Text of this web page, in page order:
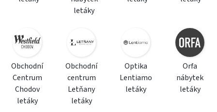
letáky
Obchodní
Centrum
Chodov
letáky
Obchodní
centrum
Letňany
letáky
Optika
Lentiamo
letáky
Orfa
nábytek
letáky